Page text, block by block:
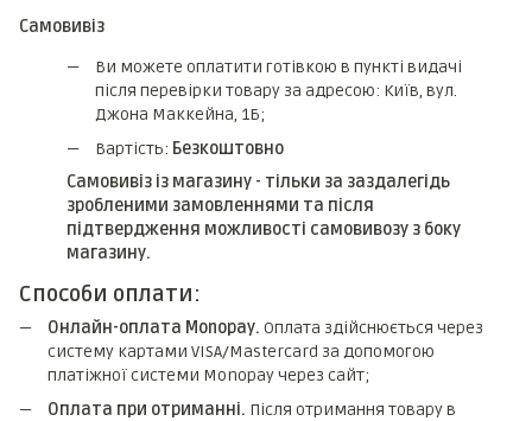
Самовивіз
Ви можете оплатити готівкою в пункті видачі
після перевірки товару за адресою: Київ, вул.
Джона Маккейна, 1Б;
Вартість: Безкоштовно
Самовивіз із магазину - тільки за заздалегідь
зробленими замовленнями та після
підтвердження можливості самовивозу з боку
магазину.
Способи оплати:
Онлайн-оплата Monopay. Оплата здійснюється через
систему картами VISA/Mastercard за допомогою
платіжної системи Monopay через сайт;
Оплата при отриманні. Після отримання товару в